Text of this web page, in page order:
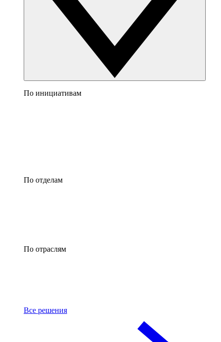
По инициативам
По отделам
По отраслям
Все решения